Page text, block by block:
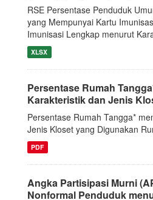
RSE Persentase Penduduk
yang Mempunyai Kartu
Imunisasi Lengkap menurut
XLSX
Persentase Rumah
Karakteristik dan Jenis
Persentase Rumah Tangga*
Jenis Kloset yang Digunakan
PDF
Angka Partisipasi Murni
Nonformal Penduduk